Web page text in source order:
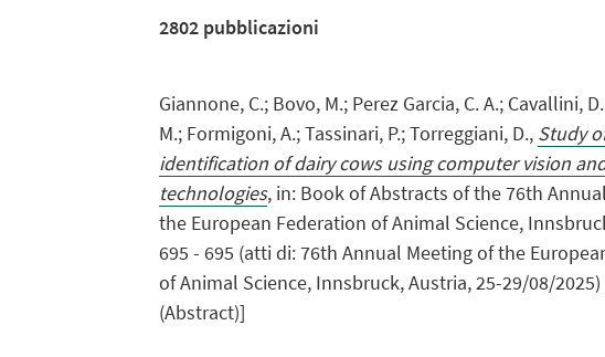
2802pubblicazioni
Giannone, C.; Bovo, M.; Perez Garcia, C. A.; Cavallini,
M.; Formigoni, A.; Tassinari, P.; Torreggiani, D., Study
identification of dairy cows using computer vision
technologies, in: Book of Abstracts of the 76th
the European Federation of Animal Science,
695 - 695 (atti di: 76th Annual Meeting of the
of Animal Science, Innsbruck, Austria, 25-29/08/
(Abstract)]